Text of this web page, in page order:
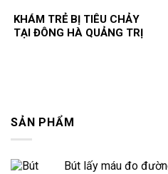
KHÁM TRẺ BỊ TIÊU CHẢY
TẠI ĐÔNG HÀ QUẢNG TRỊ
SẢN PHẨM
Bút lấy máu đo